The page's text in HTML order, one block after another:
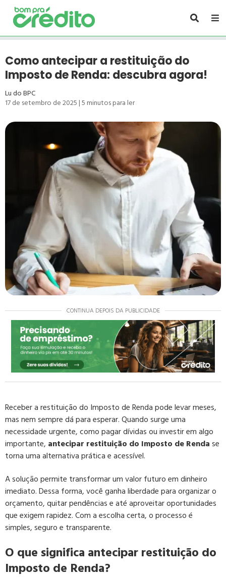
Como antecipar a restituição do
Imposto de Renda: descubra agora!
Lu do BPC
17 de setembro de 2025|5minutos para ler
CONTINUA DEPOIS DA PUBLICIDADE
Receber a restituição do Imposto de Renda pode levar meses,
mas nem sempre dá para esperar. Quando surge uma
necessidade urgente, como pagar dívidas ou investir em algo
importante, antecipar restituição do Imposto de Rendase
torna uma alternativa prática e acessível.
A solução permite transformar um valor futuro em dinheiro
imediato. Dessa forma, você ganha liberdade para organizar o
orçamento, quitar pendências e até aproveitar oportunidades
que exigem rapidez. Com a escolha certa, o processo é
simples, seguro e transparente.
O que significa antecipar restituição do
Imposto de Renda?